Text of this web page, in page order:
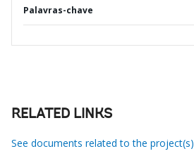
Palavras-chave
RELATED LINKS
See documents related to the project(s)